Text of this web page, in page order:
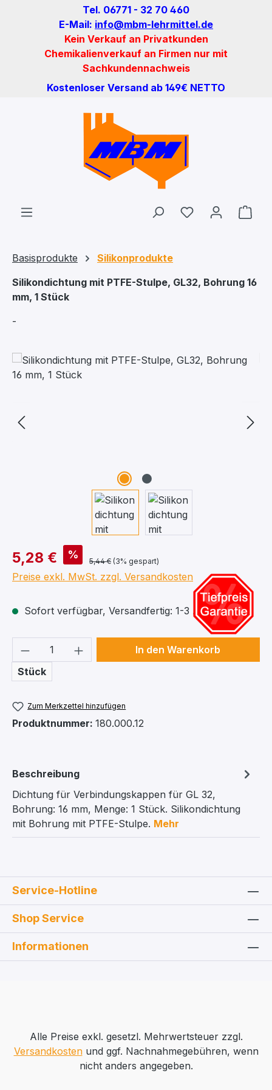
Zum Hauptinhalt springenTel. 06771 - 32 70 460
E-Mail: info@mbm-lehrmittel.de
Kein Verkauf an Privatkunden
Chemikalienverkauf an Firmen nur mit
Sachkundennachweis
Kostenloser Versand ab 149€ NETTO
Du hast 0
Basisprodukte
Silikonprodukte
Silikondichtung mit PTFE-Stulpe, GL32, Bohrung 16
mm, 1 Stück
-
Bildergalerie überspringen
5,28 € %
5,44 € (3% gespart)
Preise exkl. MwSt. zzgl. Versandkosten
Sofort verfügbar, Versandfertig: 1-3 Arbeitstage
Produkt Anzahl: Gib den
Stück
In den Warenkorb
Zum Merkzettel hinzufügen
Produktnummer: 180.000.12
Beschreibung
Dichtung für Verbindungskappen für GL 32,
Bohrung: 16 mm, Menge: 1 Stück. Silikondichtung
mit Bohrung mit PTFE-Stulpe. Mehr
Service-Hotline
Shop Service
Informationen
Alle Preise exkl. gesetzl. Mehrwertsteuer zzgl.
Versandkostenund ggf. Nachnahmegebühren, wenn
nicht anders angegeben.